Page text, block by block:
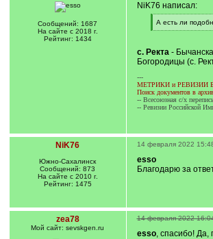
Сообщений: 1687
На сайте с 2018 г.
Рейтинг: 1434
NiK76 написал:
[
q
А есть ли
[
]
с. Ректа-
Богородицы (с.
---
МЕТРИКИ и РЕВИЗИИ
Поиск документов в
-- Всесоюзная с/х
-- Ревизии Российской
NiK76
Южно-Сахалинск
Сообщений: 873
На сайте с 2010 г.
Рейтинг: 1475
14 февраля 2022
esso
Благодарю за
zea78
Мой сайт: sevskgen.ru
14 февраля 2022
esso, спасибо! Да,